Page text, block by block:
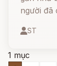
người đã
ta cũng
Phổ Đà
ST
1 mục